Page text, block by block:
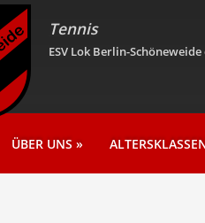
Tennis
ESV Lok Berlin-Schöneweide
ÜBER UNS »